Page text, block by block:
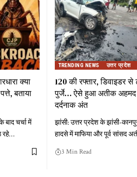
क्या
बताया
चर्चा में
रहे…
TRENDING NEWS उत्तर प्रदेश
120 की रफ्तार, डिवाइडर
पुर्जे… ऐसे हुआ अतीक
दर्दनाक अंत
झांसी: उत्तर प्रदेश के झांसी-
हादसे में माफिया और पूर्व सांसद
3 Min Read